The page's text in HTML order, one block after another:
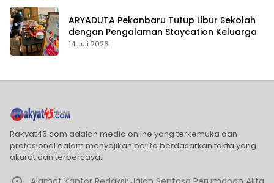
ARYADUTA Pekanbaru Tutup Libur Sekolah
dengan Pengalaman Staycation Keluarga
14 Juli 2026
Rakyat45.com adalah media online yang terkemuka dan
profesional dalam menyajikan berita berdasarkan fakta yang
akurat dan terpercaya.